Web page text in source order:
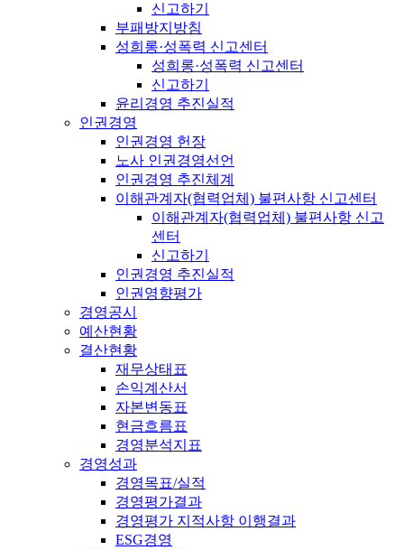
신고하기
부패방지방침
성희롱·성폭력 신고센터
성희롱·성폭력 신고센터
신고하기
윤리경영 추진실적
인권경영
인권경영 헌장
노사 인권경영선언
인권경영 추진체계
이해관계자(협력업체) 불편사항 신고센터
이해관계자(협력업체) 불편사항 신고
센터
신고하기
인권경영 추진실적
인권영향평가
경영공시
예산현황
결산현황
재무상태표
손익계산서
자본변동표
현금흐름표
경영분석지표
경영성과
경영목표/실적
경영평가결과
경영평가 지적사항 이행결과
ESG경영